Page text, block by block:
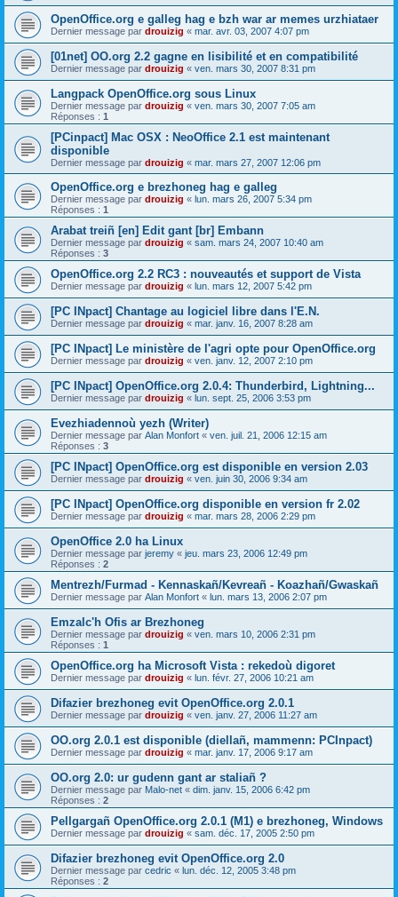
OpenOffice.org e galleg hag e bzh war ar memes urzhiataer
Dernier message par drouizig « mar. avr. 03, 2007 4:07 pm
[01net] OO.org 2.2 gagne en lisibilité et en compatibilité
Dernier message par drouizig « ven. mars 30, 2007 8:31 pm
Langpack OpenOffice.org sous Linux
Dernier message par drouizig « ven. mars 30, 2007 7:05 am
Réponses : 1
[PCinpact] Mac OSX : NeoOffice 2.1 est maintenant
disponible
Dernier message par drouizig « mar. mars 27, 2007 12:06 pm
OpenOffice.org e brezhoneg hag e galleg
Dernier message par drouizig « lun. mars 26, 2007 5:34 pm
Réponses : 1
Arabat treiñ [en] Edit gant [br] Embann
Dernier message par drouizig « sam. mars 24, 2007 10:40 am
Réponses : 3
OpenOffice.org 2.2 RC3 : nouveautés et support de Vista
Dernier message par drouizig « lun. mars 12, 2007 5:42 pm
[PC INpact] Chantage au logiciel libre dans l'E.N.
Dernier message par drouizig « mar. janv. 16, 2007 8:28 am
[PC INpact] Le ministère de l'agri opte pour OpenOffice.org
Dernier message par drouizig « ven. janv. 12, 2007 2:10 pm
[PC INpact] OpenOffice.org 2.0.4: Thunderbird, Lightning...
Dernier message par drouizig « lun. sept. 25, 2006 3:53 pm
Evezhiadennoù yezh (Writer)
Dernier message par Alan Monfort « ven. juil. 21, 2006 12:15 am
Réponses : 3
[PC INpact] OpenOffice.org est disponible en version 2.03
Dernier message par drouizig « ven. juin 30, 2006 9:34 am
[PC INpact] OpenOffice.org disponible en version fr 2.02
Dernier message par drouizig « mar. mars 28, 2006 2:29 pm
OpenOffice 2.0 ha Linux
Dernier message par jeremy « jeu. mars 23, 2006 12:49 pm
Réponses : 2
Mentrezh/Furmad - Kennaskañ/Kevreañ - Koazhañ/Gwaskañ
Dernier message par Alan Monfort « lun. mars 13, 2006 2:07 pm
Emzalc'h Ofis ar Brezhoneg
Dernier message par drouizig « ven. mars 10, 2006 2:31 pm
Réponses : 1
OpenOffice.org ha Microsoft Vista : rekedoù digoret
Dernier message par drouizig « lun. févr. 27, 2006 10:21 am
Difazier brezhoneg evit OpenOffice.org 2.0.1
Dernier message par drouizig « ven. janv. 27, 2006 11:27 am
OO.org 2.0.1 est disponible (diellañ, mammenn: PCInpact)
Dernier message par drouizig « mar. janv. 17, 2006 9:17 am
OO.org 2.0: ur gudenn gant ar staliañ ?
Dernier message par Malo-net « dim. janv. 15, 2006 6:42 pm
Réponses : 2
Pellgargañ OpenOffice.org 2.0.1 (M1) e brezhoneg, Windows
Dernier message par drouizig « sam. déc. 17, 2005 2:50 pm
Difazier brezhoneg evit OpenOffice.org 2.0
Dernier message par cedric « lun. déc. 12, 2005 3:48 pm
Réponses : 2